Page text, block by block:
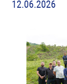
12.06.2026